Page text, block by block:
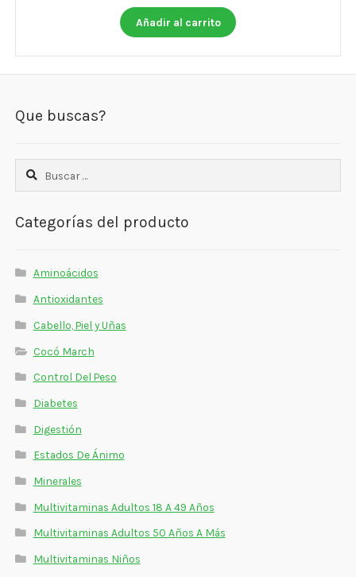
Añadir al carrito
Que buscas?
Buscar:
Categorías del producto
Aminoácidos
Antioxidantes
Cabello, Piel y Uñas
Cocó March
Control Del Peso
Diabetes
Digestión
Estados De Ánimo
Minerales
Multivitaminas Adultos 18 A 49 Años
Multivitaminas Adultos 50 Años A Más
Multivitaminas Niños